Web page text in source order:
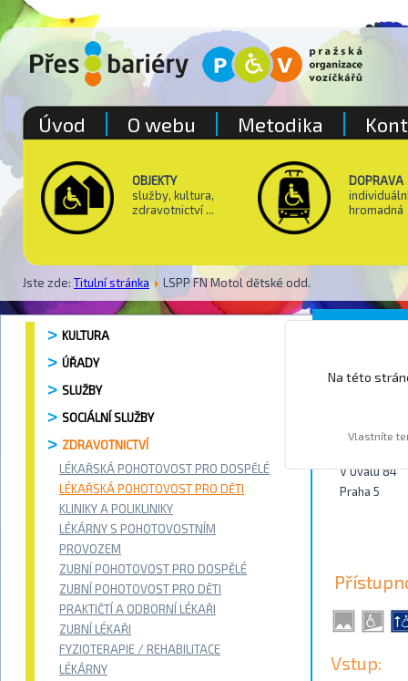
OBJEKTY
služby, kultura,
zdravotnictví ...
DOPRAVA
hromadná
Jste zde: Titulní stránka LSPP FN Motol dětské odd.
Úvod O webu Metodika
KULTURA
ÚŘADY
SLUŽBY
SOCIÁLNÍ SLUŽBY
ZDRAVOTNICTVÍ
LÉKAŘSKÁ POHOTOVOST PRO DOSPĚLÉ
LÉKAŘSKÁ POHOTOVOST PRO DĚTI
KLINIKY A POLIKLINIKY
LÉKÁRNY S POHOTOVOSTNÍM
PROVOZEM
ZUBNÍ POHOTOVOST PRO DOSPĚLÉ
ZUBNÍ POHOTOVOST PRO DĚTI
PRAKTIČTÍ A ODBORNÍ LÉKAŘI
ZUBNÍ LÉKAŘI
FYZIOTERAPIE / REHABILITACE
LÉKÁRNY
V Úvalu 84
Praha 5
Vstup:
Na této
Vlastníte